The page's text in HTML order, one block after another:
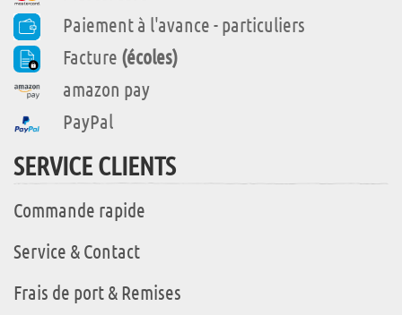
Paiement à l'avance - particuliers
Facture (écoles)
amazon pay
PayPal
SERVICE CLIENTS
Commande rapide
Service & Contact
Frais de port & Remises